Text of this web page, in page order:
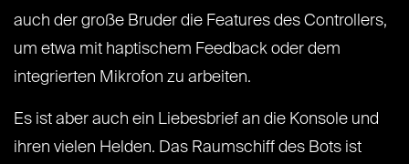
auch der große Bruder die Features des Controllers,
um etwa mit haptischem Feedback oder dem
integrierten Mikrofon zu arbeiten.
Es ist aber auch ein Liebesbrief an die Konsole und
ihren vielen Helden. Das Raumschiff des Bots ist